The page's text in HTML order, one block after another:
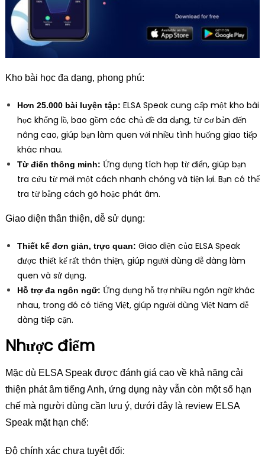
Kho bài học đa dạng, phong phú:
Hơn 25.000 bài luyện tập: ELSA Speak cung cấp một kho bài
học khổng lồ, bao gồm các chủ đề đa dạng, từ cơ bản đến
nâng cao, giúp bạn làm quen với nhiều tình huống giao tiếp
khác nhau.
Từ điển thông minh: Ứng dụng tích hợp từ điển, giúp bạn
tra cứu từ mới một cách nhanh chóng và tiện lợi. Bạn có thể
tra từ bằng cách gõ hoặc phát âm.
Giao diện thân thiện, dễ sử dụng:
Thiết kế đơn giản, trực quan: Giao diện của ELSA Speak
được thiết kế rất thân thiện, giúp người dùng dễ dàng làm
quen và sử dụng.
Hỗ trợ đa ngôn ngữ: Ứng dụng hỗ trợ nhiều ngôn ngữ khác
nhau, trong đó có tiếng Việt, giúp người dùng Việt Nam dễ
dàng tiếp cận.
Nhược điểm
Mặc dù ELSA Speak được đánh giá cao về khả năng cải
thiện phát âm tiếng Anh, ứng dụng này vẫn còn một số hạn
chế mà người dùng cần lưu ý, dưới đây là review ELSA
Speak mặt hạn chế:
Độ chính xác chưa tuyệt đối: